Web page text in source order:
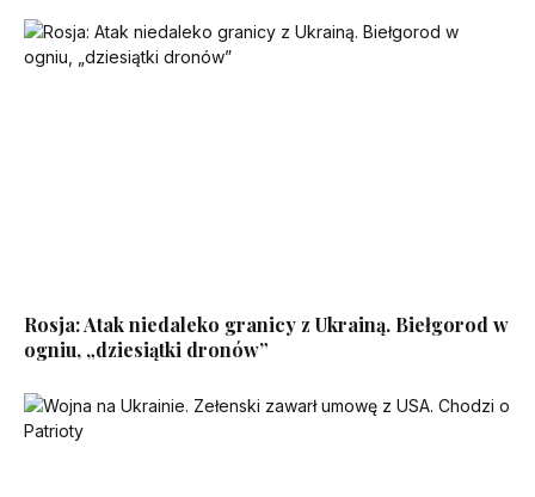
Rosja: Atak niedaleko granicy z Ukrainą. Biełgorod w
ogniu, „dziesiątki dronów”